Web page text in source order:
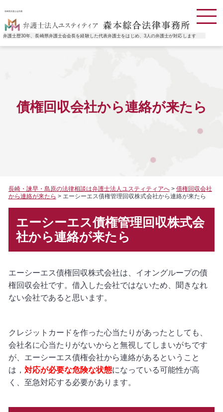
長崎県弁護士会所属
弁護士歴30年、長崎県弁護士会会長を経験した代表弁護士をはじめ、3人の弁護士が対応します
債権回収会社から連絡が来たら
長崎・諫早・島原の法律相談は弁護士法人ユスティティアへ> 債権回収会社
から連絡が来たら > エーシーエス債権管理回収株式会社から連絡が来たら
エーシーエス債権管理回収株式会
社から連絡が来たら
エーシーエス債権回収株式会社は、イオングループの債
権回収会社です。借入した会社ではないため、聞きなれ
ない会社であると思います。
クレジットカードを作った心当たりがあったとしても、
会社名に心当たりがないからと無視してしまいがちです
が、エーシーエス債権会社から連絡があるということ
は， 対応が必要な危険な状態になっている可能性が高
く、至急対応する必要があります。